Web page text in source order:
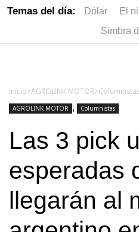
Temas del día: dólar el
simbra
Inicio>AGROLINK MOTOR>
AGROLINK MOTOR , Columnistas
Las 3 pick
esperadas
llegarán al